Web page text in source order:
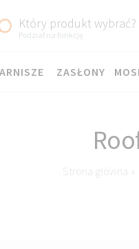
Który produkt wybrać?
Podział na funkcję
ZASŁONY
Strona główna ›